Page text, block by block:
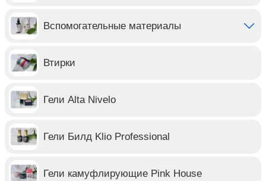
Вспомогательные материалы
Втирки
Гели Alta Nivelo
Гели Билд Klio Professional
Гели камуфлирующие Pink House